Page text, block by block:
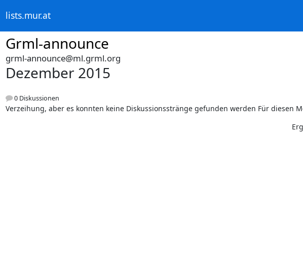
lists.mur.at
Grml-announce
grml-announce@ml.grml.org
Dezember 2015
0 Diskussionen
Verzeihung, aber es konnten keine Diskussionsstränge gefunden werden Für diesen